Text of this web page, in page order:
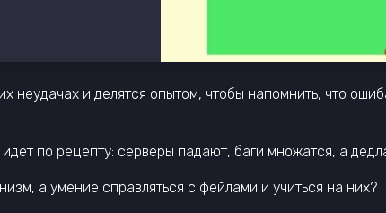
и делятся опытом, чтобы напомнить, что
по рецепту: серверы падают, баги множатся, а
а умение справляться с фейлами и учиться на них?